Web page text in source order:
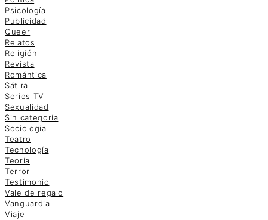
Psicología
Publicidad
Queer
Relatos
Religión
Revista
Romántica
Sátira
Series TV
Sexualidad
Sin categoría
Sociología
Teatro
Tecnología
Teoría
Terror
Testimonio
Vale de regalo
Vanguardia
Viaje